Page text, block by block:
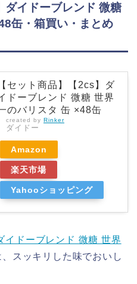
ダイドーブレンド 微糖
缶・箱買い・まとめ
【セット商品】【2cs】ダ
ドーブレンド 微糖 世界
のバリスタ 缶 ×48缶
created by Rinker
ダイドー
Amazon
楽天市場
Yahooショッピング
イドーブレンド 微糖 世界
、スッキリした味でおいし